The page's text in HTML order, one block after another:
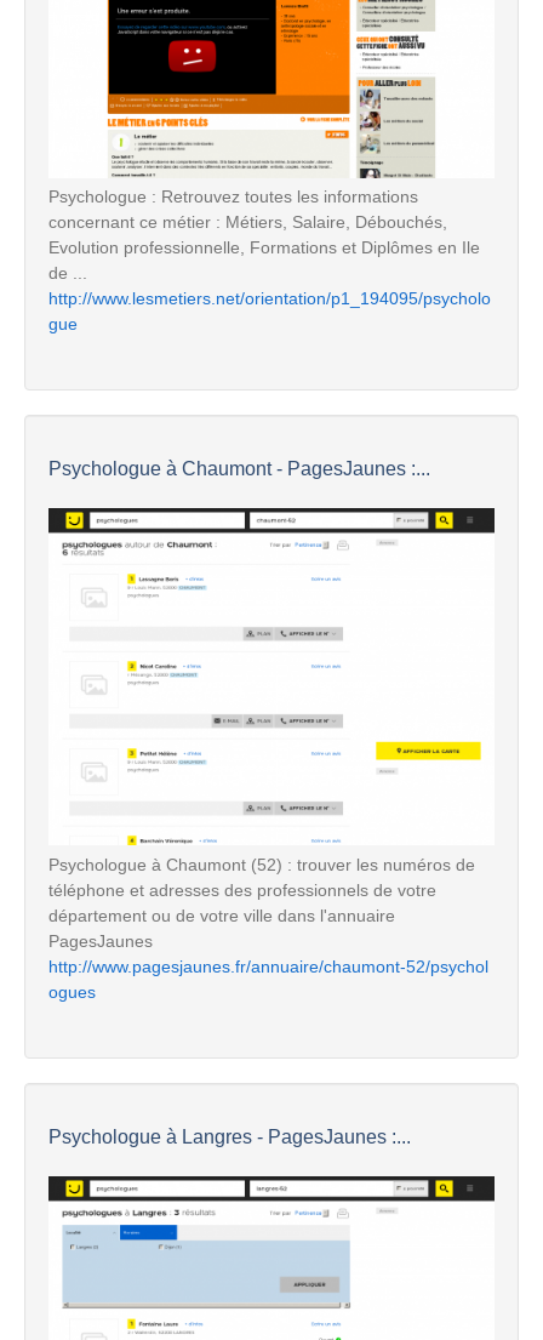
Psychologue : Retrouvez toutes les informations
concernant ce métier : Métiers, Salaire, Débouchés,
Evolution professionnelle, Formations et Diplômes en Ile
de ...
http://www.lesmetiers.net/orientation/p1_194095/psycholo
gue
Psychologue à Chaumont - PagesJaunes :...
Psychologue à Chaumont (52) : trouver les numéros de
téléphone et adresses des professionnels de votre
département ou de votre ville dans l'annuaire
PagesJaunes
http://www.pagesjaunes.fr/annuaire/chaumont-52/psychol
ogues
Psychologue à Langres - PagesJaunes :...